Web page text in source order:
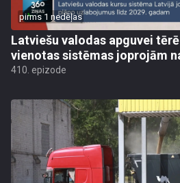
pirms 1 nedēļas
Latviešu valodas apguvei
vienotas sistēmas joprojām
410. epizode